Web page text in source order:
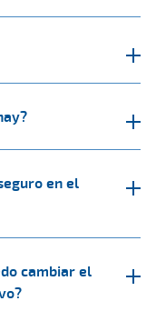
en el
cambiar el